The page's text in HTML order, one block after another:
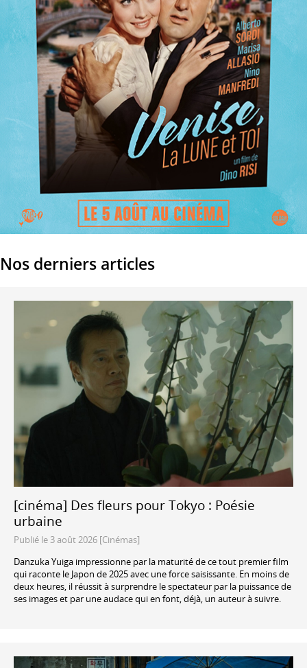
Nos derniers articles
[cinéma] Des fleurs pour Tokyo : Poésie
urbaine
Publié le 3 août 2026 [Cinémas]
Danzuka Yuiga impressionne par la maturité de ce tout premier film
qui raconte le Japon de 2025 avec une force saisissante. En moins de
deux heures, il réussit à surprendre le spectateur par la puissance de
ses images et par une audace qui en font, déjà, un auteur à suivre.